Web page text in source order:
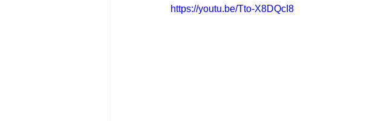
https://youtu.be/Tto-X8DQcI8